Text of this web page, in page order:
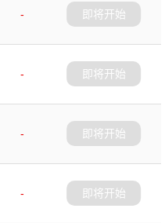
-
即将开始
-
即将开始
-
即将开始
-
即将开始